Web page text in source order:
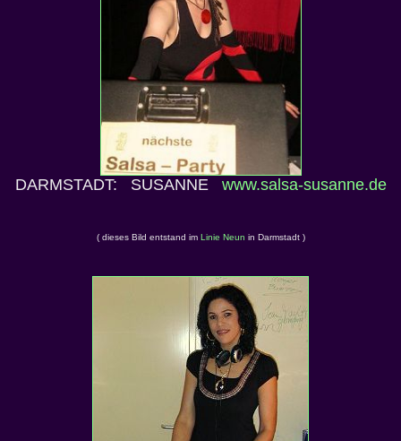
DARMSTADT: SUSANNE www.salsa-susanne.de
( dieses Bild entstand im Linie Neun in Darmstadt )